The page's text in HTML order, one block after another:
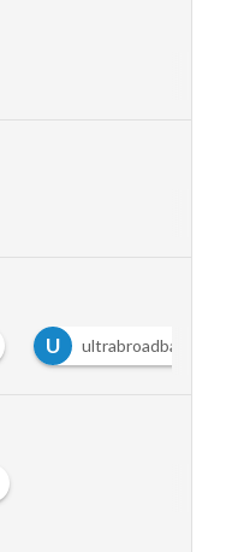
U ultrabroadband